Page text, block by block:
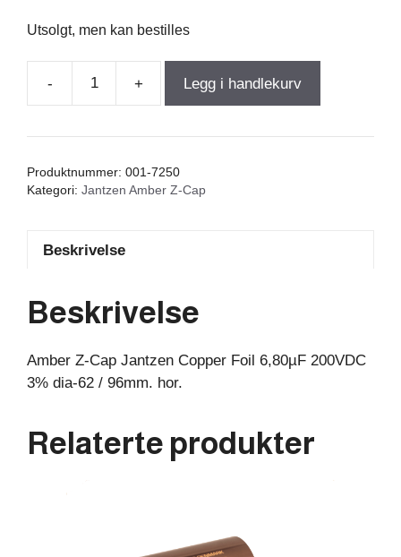
Utsolgt, men kan bestilles
-
Amber
Cap
Copper
62
96mm.
hor.
+ Legg i handlekurv
Produktnummer: 001-7250
Kategori: Jantzen Amber Z-Cap
Beskrivelse
Beskrivelse
Amber Z-Cap Jantzen Copper Foil 6,80µF 200VDC
3% dia-62 / 96mm. hor.
Relaterte produkter